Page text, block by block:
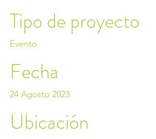
Tipo de proyecto
Evento
Fecha
24 Agosto 2023
Ubicación